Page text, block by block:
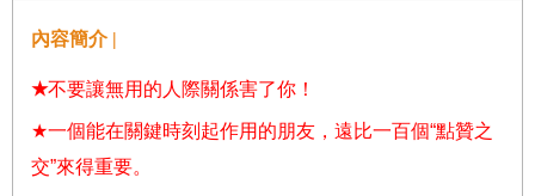
內容簡介 |
★不要讓無用的人際關係害了你！
★一個能在關鍵時刻起作用的朋友，遠比一百個“點贊之
交”來得重要。